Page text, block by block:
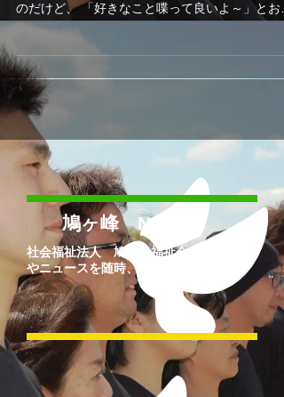
１月20日、八幡市ガイドヘルパー養成講座に行っ
てきました。 講師なんてとともできる器じゃな
のだけど、 「好きなこと喋って良いよ～」とお
しゃてくださるので、安心して参加させていただ
きました。 今回でもう３回目になり、やっと少
慣れてきました。...
鳩ヶ峰 NEWS!!
社会福祉法人 鳩ヶ峰福祉会での出来事
やニュースを随時、更新していきます！